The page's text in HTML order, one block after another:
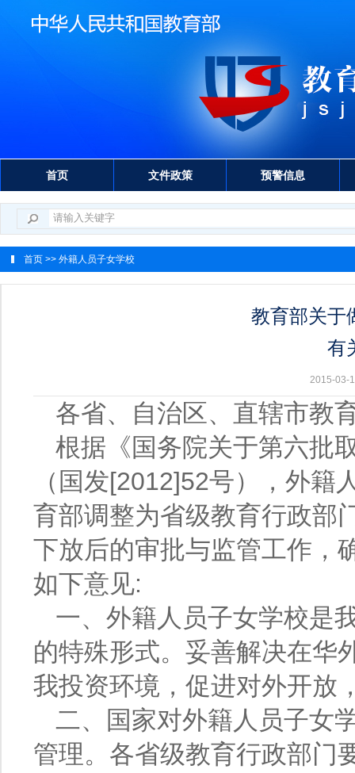
首页 文件政策 预警信息
首页 >> 外籍人员子女学校
教育部关于
有
2015-03-
各省、自治区、直辖市教
根据《国务院关于第六批
（国发[2012]52号），外
育部调整为省级教育行政部
下放后的审批与监管工作，
如下意见:
一、外籍人员子女学校是
的特殊形式。妥善解决在华
我投资环境，促进对外开放
二、国家对外籍人员子女
管理。各省级教育行政部门